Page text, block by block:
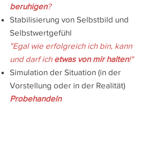
beruhigen?
Stabilisierung von Selbstbild und
Selbstwertgefühl
"Egal wie erfolgreich ich bin, kann
und darf ich etwas von mir halten!"
Simulation der Situation (in der
Vorstellung oder in der Realität)
Probehandeln